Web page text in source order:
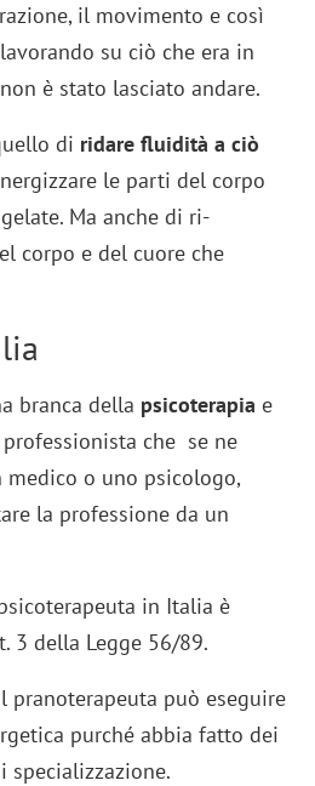
il movimento e così
su ciò che era in
è stato lasciato andare.
di ridare fluidità a ciò
le parti del corpo
Ma anche di ri-
corpo e del cuore che
branca della psicoterapia e
che se ne
medico o uno psicologo,
la professione da un
in Italia è
3 della Legge 56/89.
pranoterapeuta può eseguire
purché abbia fatto dei
specializzazione.